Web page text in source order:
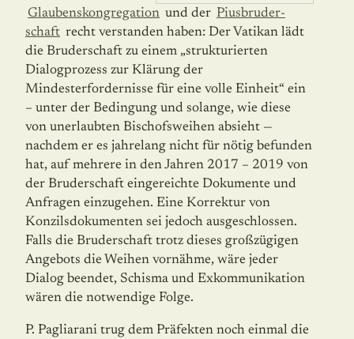
Glaubenskongregation und der Piusbru­der­
schaft recht verstanden haben: Der Vatikan lädt
die Bru­der­schaft zu einem „strukturierten
Dialogprozess zur Klärung der
Mindesterfordernisse für eine volle Einheit“ ein
– unter der Bedingung und solange, wie diese
von unerlaubten Bischofsweihen absieht —
nachdem er es jahrelang nicht für nötig befunden
hat, auf mehrere in den Jahren 2017 – 2019 von
der Bruderschaft eingereichte Dokumente und
Anfragen einzugehen. Eine Korrektur von
Konzils­doku­menten sei jedoch ausgeschlossen.
Falls die Bruderschaft trotz dieses großzügigen
Angebots die Weihen vornähme, wäre jeder
Dialog beendet, Schisma und Exkommunikation
wären die notwendige Folge.
P. Pagliarani trug dem Präfekten noch einmal die